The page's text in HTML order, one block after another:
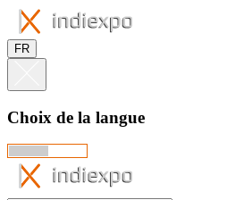
FR
Choix de la langue